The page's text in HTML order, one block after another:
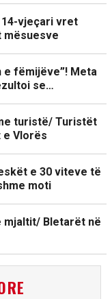
14-vjeçari vret
mësuesve
e fëmijëve”! Meta
se…
turistë/ Turistët
e Vlorës
e 30 viteve të
moti
mjaltit/ Bletarët në